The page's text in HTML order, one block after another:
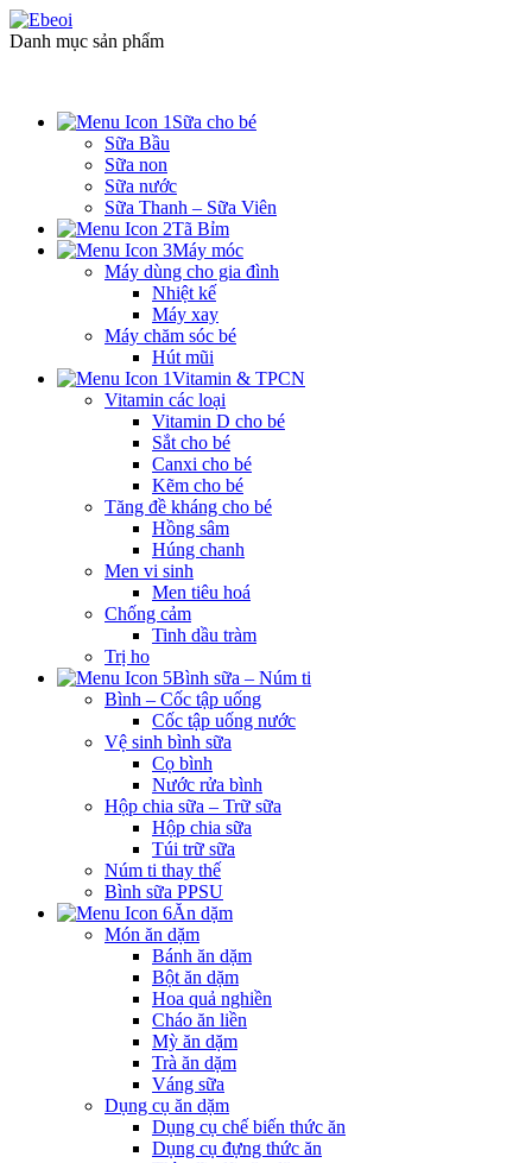
Danh mục sản phẩm
Sữa cho bé
Sữa Bầu
Sữa non
Sữa nước
Sữa Thanh – Sữa Viên
Tã Bỉm
Máy móc
Máy dùng cho gia đình
Nhiệt kế
Máy xay
Máy chăm sóc bé
Hút mũi
Vitamin & TPCN
Vitamin các loại
Vitamin D cho bé
Sắt cho bé
Canxi cho bé
Kẽm cho bé
Tăng đề kháng cho bé
Hồng sâm
Húng chanh
Men vi sinh
Men tiêu hoá
Chống cảm
Tinh dầu tràm
Trị ho
Bình sữa – Núm ti
Bình – Cốc tập uống
Cốc tập uống nước
Vệ sinh bình sữa
Cọ bình
Nước rửa bình
Hộp chia sữa – Trữ sữa
Hộp chia sữa
Túi trữ sữa
Núm ti thay thế
Bình sữa PPSU
Ăn dặm
Món ăn dặm
Bánh ăn dặm
Bột ăn dặm
Hoa quả nghiền
Cháo ăn liền
Mỳ ăn dặm
Trà ăn dặm
Váng sữa
Dụng cụ ăn dặm
Dụng cụ chế biến thức ăn
Dụng cụ đựng thức ăn